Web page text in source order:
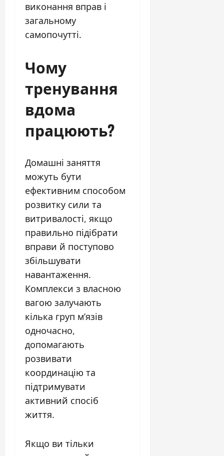
виконання вправ і
загальному
самопочутті.
Чому
тренування
вдома
працюють?
Домашні заняття
можуть бути
ефективним способом
розвитку сили та
витривалості, якщо
правильно підібрати
вправи й поступово
збільшувати
навантаження.
Комплекси з власною
вагою залучають
кілька груп м’язів
одночасно,
допомагають
розвивати
координацію та
підтримувати
активний спосіб
життя.
Якщо ви тільки